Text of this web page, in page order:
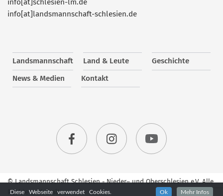
info[at]schlesien-lm.de
info[at]landsmannschaft-schlesien.de
Landsmannschaft Land & Leute
Geschichte
News & Medien
Kontakt
© Landsmannschaft Schlesien - Nieder– und Oberschlesien e.V. Alle
Rechte vorbehalten.
Diese Webseite verwendet Cookies. Ok Mehr Infos